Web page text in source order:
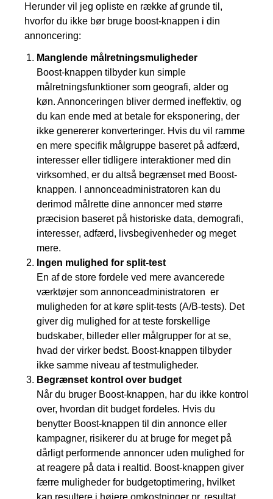
Herunder vil jeg opliste en række af grunde til,
hvorfor du ikke bør bruge boost-knappen i din
annoncering:
Manglende målretningsmuligheder
Boost-knappen tilbyder kun simple
målretningsfunktioner som geografi, alder og
køn. Annonceringen bliver dermed ineffektiv, og
du kan ende med at betale for eksponering, der
ikke genererer konverteringer. Hvis du vil ramme
en mere specifik målgruppe baseret på adfærd,
interesser eller tidligere interaktioner med din
virksomhed, er du altså begrænset med Boost-
knappen. I annonceadministratoren kan du
derimod målrette dine annoncer med større
præcision baseret på historiske data, demografi,
interesser, adfærd, livsbegivenheder og meget
mere.
Ingen mulighed for split-test
En af de store fordele ved mere avancerede
værktøjer som annonceadministratoren er
muligheden for at køre split-tests (A/B-tests). Det
giver dig mulighed for at teste forskellige
budskaber, billeder eller målgrupper for at se,
hvad der virker bedst. Boost-knappen tilbyder
ikke samme niveau af testmuligheder.
Begrænset kontrol over budget
Når du bruger Boost-knappen, har du ikke kontrol
over, hvordan dit budget fordeles. Hvis du
benytter Boost-knappen til din annonce eller
kampagner, risikerer du at bruge for meget på
dårligt performende annoncer uden mulighed for
at reagere på data i realtid. Boost-knappen giver
færre muligheder for budgetoptimering, hvilket
kan resultere i højere omkostninger pr. resultat.